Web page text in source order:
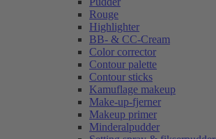
Rouge
Highlighter
BB- & CC-Cream
Color corrector
Contour palette
Contour sticks
Kamuflage makeup
Make-up-fjerner
Makeup primer
Minderalpudder